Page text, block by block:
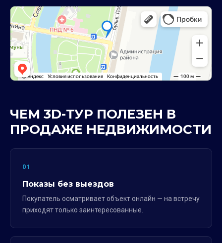
ЧЕМ 3D-ТУР ПОЛЕЗЕН В
ПРОДАЖЕ НЕДВИЖИМОСТИ
01
Показы без выездов
Покупатель осматривает объект онлайн — на встречу
приходят только заинтересованные.